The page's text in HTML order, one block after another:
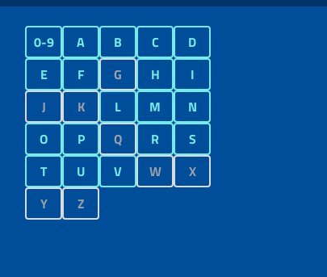
0-9 A B C
D
E
F G H
I
J
K L M
N
O
P Q R
S
T
U V W
X
Y
Z